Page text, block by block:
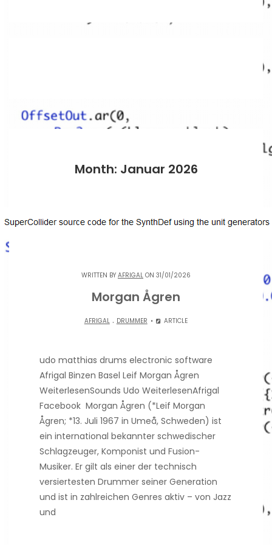
Month: Januar 2026
WRITTEN BY AFRIGAL ON 31/01/2026
Morgan Ågren
AFRIGAL. DRUMMER ARTICLE
udo matthias drums electronic software
Afrigal Binzen Basel Leif Morgan Ågren
WeiterlesenSounds Udo WeiterlesenAfrigal
Facebook Morgan Ågren (*Leif Morgan
Ågren; *13. Juli 1967 in Umeå, Schweden) ist
ein international bekannter schwedischer
Schlagzeuger, Komponist und Fusion-
Musiker. Er gilt als einer der technisch
versiertesten Drummer seiner Generation
und ist in zahlreichen Genres aktiv – von Jazz
und